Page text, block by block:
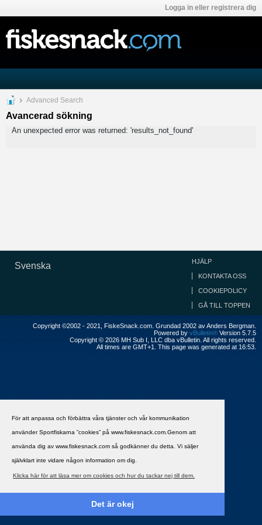
För att anpassa och förbättra våra tjänster och vår kommunikation
använder Sportfiskarna ”cookies” på www.fiskesnack.com.Genom att
använda dig av www.fiskesnack.com så godkänner du detta. Vi säljer
självklart inte vidare någon information om dig.
Klicka här för att läsa mer om cookies och hur du tackar nej till dem.
Det är okej
Logga in eller registrera dig
Advanced Search
Avancerad sökning
An unexpected error was returned: 'results_not_found'
Svenska HJÄLP
KONTAKTA OSS
COOKIEPOLICY
GÅ TILL TOPPEN
Copyright ©2002 - 2021, FiskeSnack.com. Grundad 2002 av Anders Bergman.
Powered by vBulletin® Version 5.7.5
Copyright © 2026 MH Sub I, LLC dba vBulletin. All rights reserved.
All times are GMT+1. This page was generated at 16:53.